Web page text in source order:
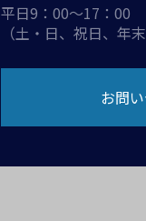
平日9：00～17：00
（土・日、祝日、年
お問